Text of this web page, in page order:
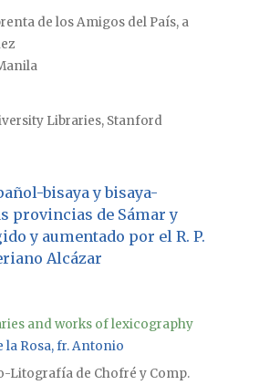
de los Amigos del País, a
Libraries, Stanford
bisaya y bisaya-
provincias de Sámar y
y aumentado por el R. P.
Alcázar
and works of lexicography
la Rosa, fr. Antonio
Litografía de Chofré y Comp.